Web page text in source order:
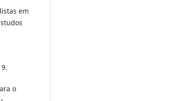
em
o